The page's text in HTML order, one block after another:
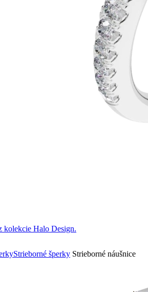
kolekcie Halo Design.
Strieborné šperky Strieborné náušnice